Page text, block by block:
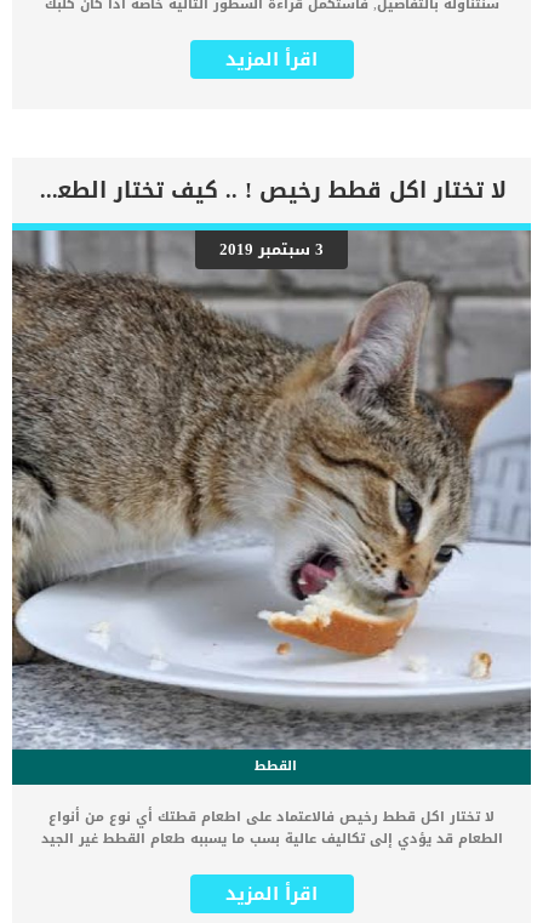
يسبب التسمم للكلاب اذا تم استخدامها بشكل مفرط وغير محكم. اقرأ
ايضا: تسمم الليمون عند الكلاب كما ان هناك بعض مضادات الاكتئاب قد
الكلب وعمره ووزنه. عدم انتظام ضربات القلب علامة أولى وأساسية على
إصابة الكلب بتسمم مضادات الاكتئاب. بعض الأطباء البيطريين يصفون
مضادات الاكتئاب للكلاب فى حالات معينة ولكن حتى مع تناول الجرعات
الصغيرة تحدث آثارا جانبية. أعراض تدل على علاقة مضادات الاكتئاب
بالتسمم عند الكلاب تشترك جميع حالات الإصابة بتسمم مضادات الاكتئاب
بنفس الاعراض تقريبا ولكن تختلف احيانا باختلاف الدواء الذي تناوله الكلب
عدم انتظام ضربات القلبصعوبة في التبولامساكغيبوبةارتجاف ورعشةضيق
تنفسانخفاض درجة حرارة الجسمجفاف الفم الخمولالشعور بالغثيان تشنجات
عضليةانخفاض ضغط الدمالقئ. اقرأ ايضا: علاج القئ عند الكلاب .. مشكلة
خطيرة وعلاج بسيط أعراض متعلقة بتسمم مضادات الاكتئاب عند الكلاب من
فئة SSRI ضعف شديدخلل فى […]
اقرأ المزيد
لا تختار اكل قطط رخيص ! .. كيف تختار الطعام المناسب لقطتك ؟
3 سبتمبر 2019
القطط
لا تختار اكل قطط رخيص فالاعتماد على اطعام قطتك أي نوع من أنواع
الطعام قد يؤدي إلى تكاليف عالية بسب ما يسببه طعام القطط غير الجيد
النفقات الأخرى، قد يكون من الصعب إيجاد هذا التوازن بين ما هو أفضل
لقطتك وما هو أفضل لميزانيتك وقد تشعر أنك امام اتخاذ القرار الصعب
اقرأ المزيد